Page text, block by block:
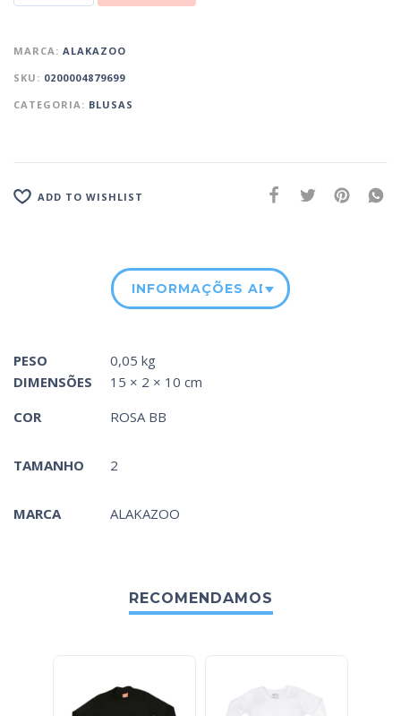
MARCA: ALAKAZOO
SKU: 0200004879699
CATEGORIA: BLUSAS
ADD TO WISHLIST
INFORMAÇÕES ADICIONAIS
PESO
0,05 kg
DIMENSÕES
15 × 2 × 10 cm
COR
ROSA BB
TAMANHO 2
MARCA ALAKAZOO
RECOMENDAMOS